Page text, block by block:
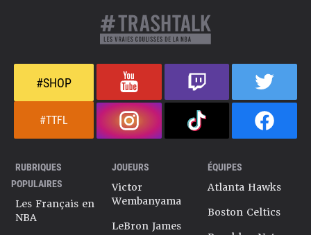
#SHOP
#TTFL
RUBRIQUES
POPULAIRES
Les Français en
NBA
JOUEURS
Victor
Wembanyama
LeBron James
ÉQUIPES
Atlanta Hawks
Boston Celtics